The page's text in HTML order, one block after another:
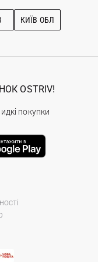
КИЇВ ОБЛ
OSTRIV!
покупки